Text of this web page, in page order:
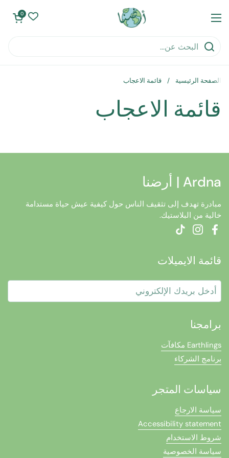
فتح القائمة
فتح العربة
0
الصفحة الرئيسية / قائمة الاعجاب
قائمة الاعجاب
Ardna | أرضنا
مبادرة تهدف إلى تثقيف الناس حول كيفية عيش حياة مستدامة
خالية من البلاستيك.
Facebook
Instagram
TikTok
قائمة الايميلات
برامجنا
Earthlings مكافآت
برنامج الشركاء
سياسات المتجر
سياسة الارجاع
Accessibility statement
شروط الاستخدام
سياسة الخصوصية